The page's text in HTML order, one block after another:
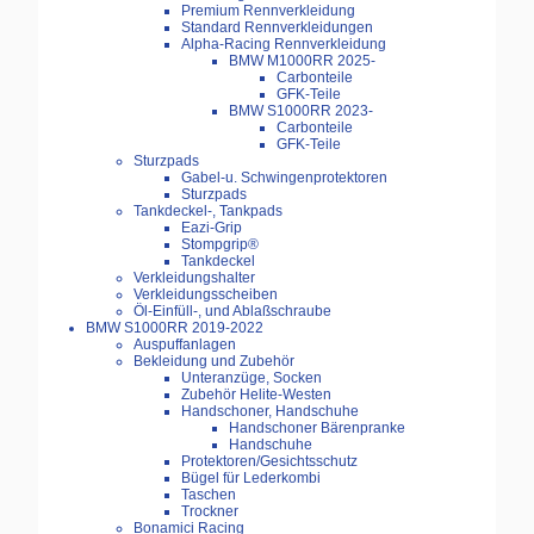
Premium Rennverkleidung
Standard Rennverkleidungen
Alpha-Racing Rennverkleidung
BMW M1000RR 2025-
Carbonteile
GFK-Teile
BMW S1000RR 2023-
Carbonteile
GFK-Teile
Sturzpads
Gabel-u. Schwingenprotektoren
Sturzpads
Tankdeckel-, Tankpads
Eazi-Grip
Stompgrip®
Tankdeckel
Verkleidungshalter
Verkleidungsscheiben
Öl-Einfüll-, und Ablaßschraube
BMW S1000RR 2019-2022
Auspuffanlagen
Bekleidung und Zubehör
Unteranzüge, Socken
Zubehör Helite-Westen
Handschoner, Handschuhe
Handschoner Bärenpranke
Handschuhe
Protektoren/Gesichtsschutz
Bügel für Lederkombi
Taschen
Trockner
Bonamici Racing